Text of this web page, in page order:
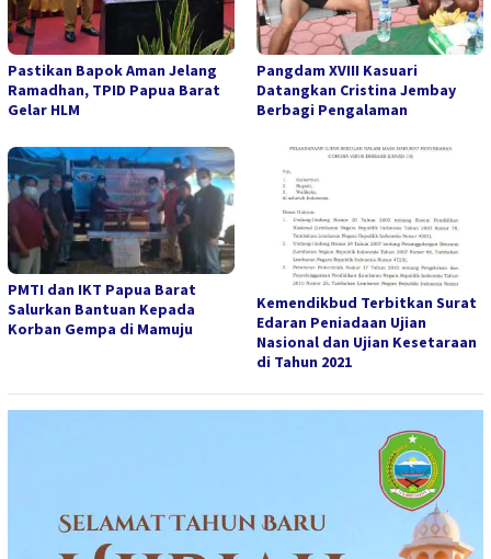
Pastikan Bapok Aman Jelang
Ramadhan, TPID Papua Barat
Gelar HLM
Pangdam XVIII Kasuari
Datangkan Cristina Jembay
Berbagi Pengalaman
PMTI dan IKT Papua Barat
Salurkan Bantuan Kepada
Korban Gempa di Mamuju
Kemendikbud Terbitkan Surat
Edaran Peniadaan Ujian
Nasional dan Ujian Kesetaraan
di Tahun 2021